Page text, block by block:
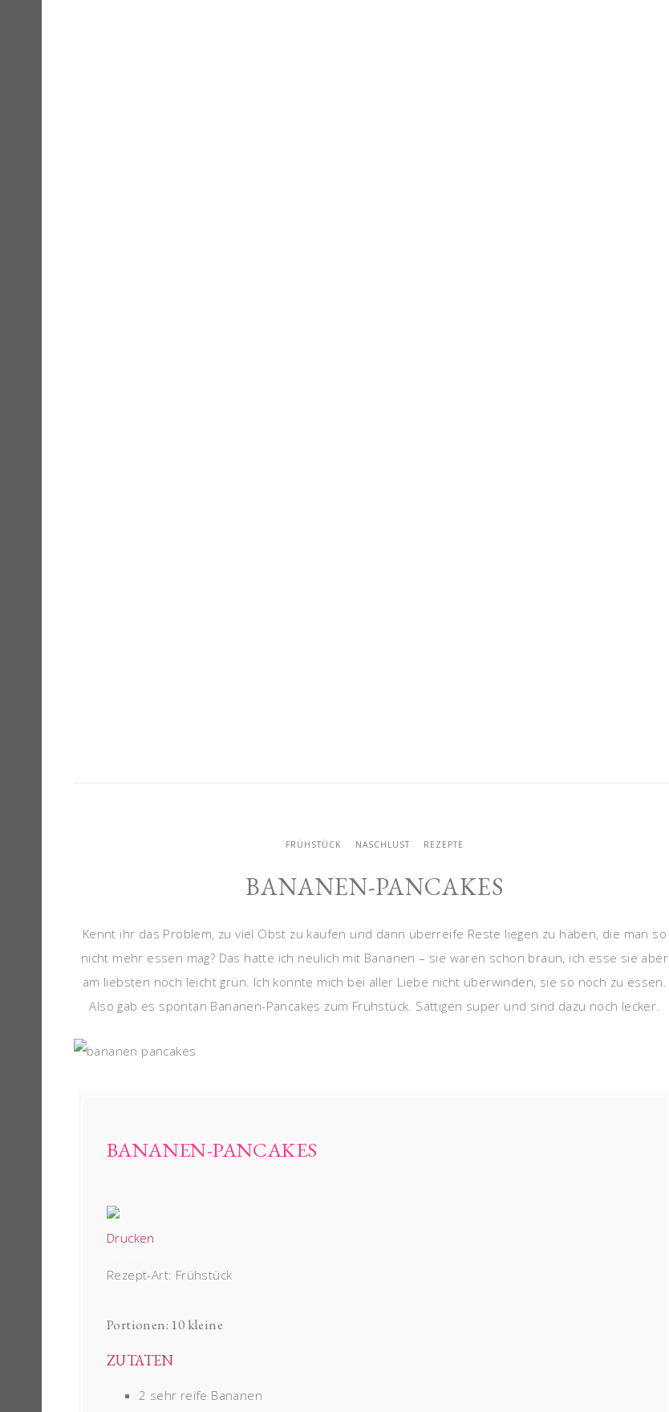
FRÜHSTÜCK NASCHLUST REZEPTE
BANANEN-PANCAKES
Kennt ihr das Problem, zu viel Obst zu kaufen und dann überreife Reste liegen zu haben, die man so
nicht mehr essen mag? Das hatte ich neulich mit Bananen – sie waren schon braun, ich esse sie aber
am liebsten noch leicht grün. Ich konnte mich bei aller Liebe nicht überwinden, sie so noch zu essen.
Also gab es spontan Bananen-Pancakes zum Frühstück. Sättigen super und sind dazu noch lecker.
BANANEN-PANCAKES
Drucken
Rezept-Art: Frühstück
Portionen: 10 kleine
ZUTATEN
2 sehr reife Bananen